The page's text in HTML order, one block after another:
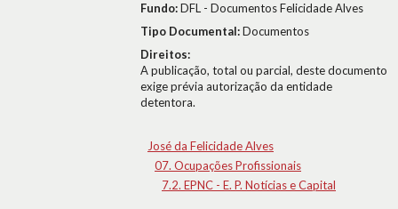
Fundo:DFL - Documentos Felicidade Alves
Tipo Documental:Documentos
Direitos:
A publicação, total ou parcial, deste documento
exige prévia autorização da entidade
detentora.
José da Felicidade Alves
07. Ocupações Profissionais
7.2. EPNC - E. P. Notícias e Capital